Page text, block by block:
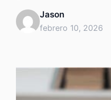
Jason
febrero 10, 2026